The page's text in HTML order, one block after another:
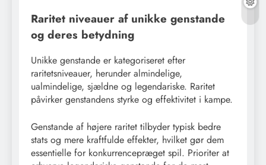
Raritet niveauer af unikke genstande
og deres betydning
Unikke genstande er kategoriseret efter
raritetsniveauer, herunder almindelige,
ualmindelige, sjældne og legendariske. Raritet
påvirker genstandens styrke og effektivitet i kampe.
Genstande af højere raritet tilbyder typisk bedre
stats og mere kraftfulde effekter, hvilket gør dem
essentielle for konkurrencepræget spil. Prioriter at